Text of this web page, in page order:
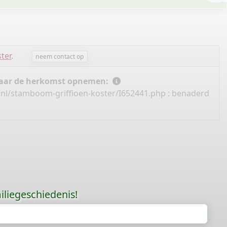
. neem contact op
de herkomst opnemen:
stamboom-griffioen-koster/I652441.php : benaderd